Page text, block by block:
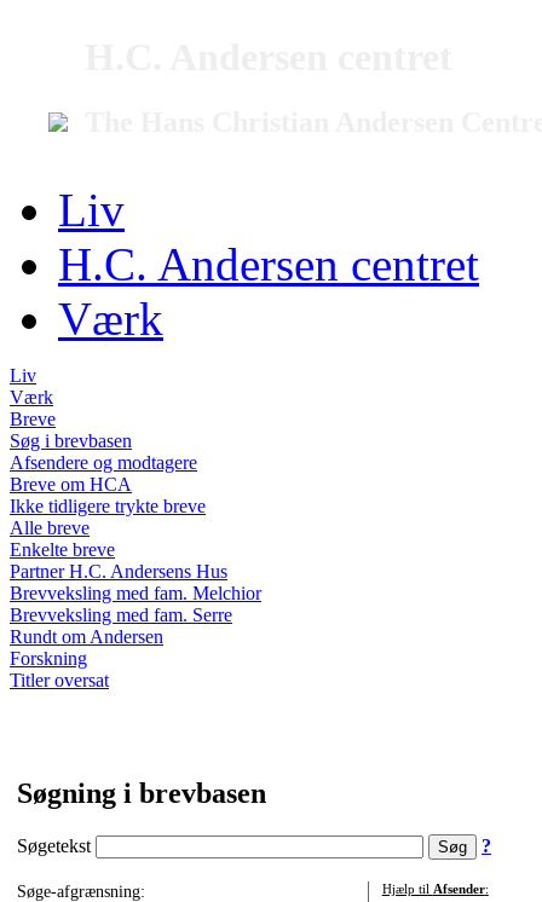
Liv
H.C. Andersen centret
Værk
Liv
Værk
Breve
Søg i brevbasen
Afsendere og modtagere
Breve om HCA
Ikke tidligere trykte breve
Alle breve
Enkelte breve
Partner H.C. Andersens Hus
Brevveksling med fam. Melchior
Brevveksling med fam. Serre
Rundt om Andersen
Forskning
Titler oversat
Søgning i brevbasen
Søgetekst ?
Søge-afgrænsning:
Hjælp til Afsender: